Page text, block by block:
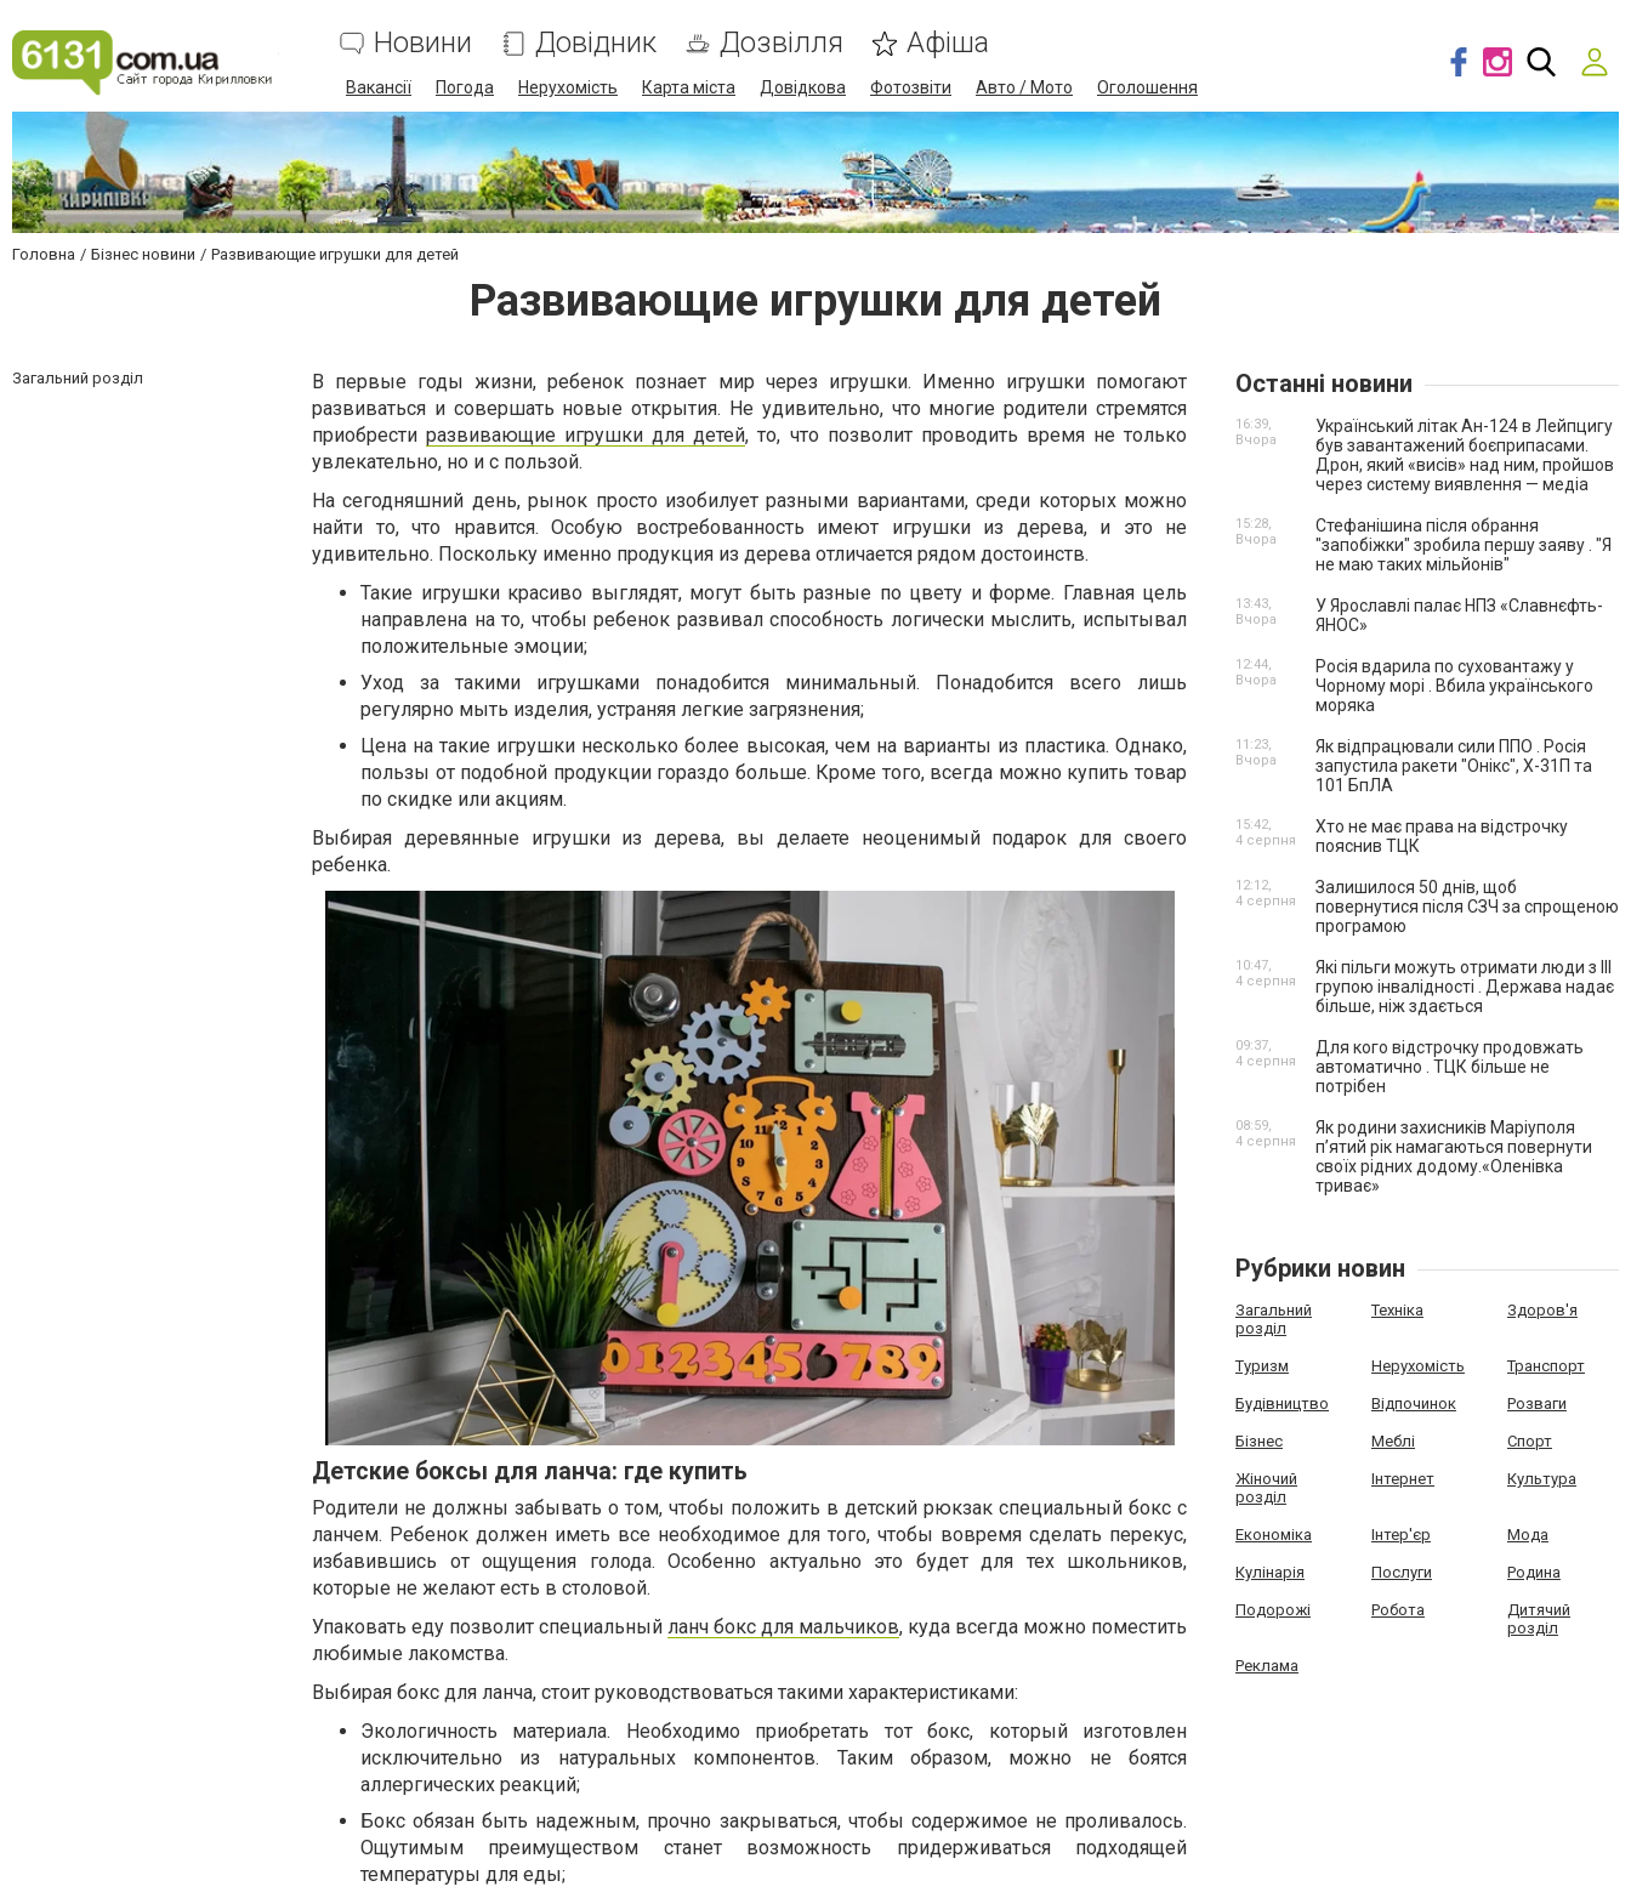
Новини Довідник Дозвілля Афіша
Вакансії Погода Нерухомість Карта міста Довідкова Фотозвіти Авто / Мото Оголошення
Головна Бізнес новини Развивающие игрушки для детей
Развивающие игрушки для детей
Загальний розділ
В первые годы жизни, ребенок познает мир через игрушки. Именно игрушки помогают
развиваться и совершать новые открытия. Не удивительно, что многие родители стремятся
приобрестиразвивающие игрушки для детей, то, что позволит проводить время не только
увлекательно, но и с пользой.
На сегодняшний день, рынок просто изобилует разными вариантами, среди которых можно
найти то, что нравится. Особую востребованность имеют игрушки из дерева, и это не
удивительно. Поскольку именно продукция из дерева отличается рядом достоинств.
Такие игрушки красиво выглядят, могут быть разные по цвету и форме. Главная цель
направлена на то, чтобы ребенок развивал способность логически мыслить, испытывал
положительные эмоции;
Уход за такими игрушками понадобится минимальный. Понадобится всего лишь
регулярно мыть изделия, устраняя легкие загрязнения;
Цена на такие игрушки несколько более высокая, чем на варианты из пластика. Однако,
пользы от подобной продукции гораздо больше. Кроме того, всегда можно купить товар
по скидке или акциям.
Выбирая деревянные игрушки из дерева, вы делаете неоценимый подарок для своего
ребенка.
Детские боксы для ланча: где купить
Родители не должны забывать о том, чтобы положить в детский рюкзак специальный бокс с
ланчем. Ребенок должен иметь все необходимое для того, чтобы вовремя сделать перекус,
избавившись от ощущения голода. Особенно актуально это будет для тех школьников,
которые не желают есть в столовой.
Упаковать еду позволит специальный ланч бокс для мальчиков, куда всегда можно поместить
любимые лакомства.
Выбирая бокс для ланча, стоит руководствоваться такими характеристиками:
Экологичность материала. Необходимо приобретать тот бокс, который изготовлен
исключительно из натуральных компонентов. Таким образом, можно не боятся
аллергических реакций;
Бокс обязан быть надежным, прочно закрываться, чтобы содержимое не проливалось.
Ощутимым преимуществом станет возможность придерживаться подходящей
температуры для еды;
Останні новини
Український літак Ан-124 в Лейпцигу
був завантажений боєприпасами.
Дрон, який «висів» над ним, пройшов
через систему виявлення — медіа
16:39,
Вчора
Стефанішина після обрання
"запобіжки" зробила першу заяву . "Я
не маю таких мільйонів"
15:28,
Вчора
У Ярославлі палає НПЗ «Славнєфть-
ЯНОС»
13:43,
Вчора
Росія вдарила по суховантажу у
Чорному морі . Вбила українського
моряка
12:44,
Вчора
Як відпрацювали сили ППО . Росія
запустила ракети "Онікс", Х-31П та
101 БпЛА
11:23,
Вчора
Хто не має права на відстрочку
пояснив ТЦК
15:42,
4 серпня
Залишилося 50 днів, щоб
повернутися після СЗЧ за спрощеною
програмою
12:12,
4 серпня
Які пільги можуть отримати люди з III
групою інвалідності . Держава надає
більше, ніж здається
10:47,
4 серпня
Для кого відстрочку продовжать
автоматично . ТЦК більше не
потрібен
09:37,
4 серпня
Як родини захисників Маріуполя
пʼятий рік намагаються повернути
своїх рідних додому.«Оленівка
триває»
08:59,
4 серпня
Рубрики новин
Загальний
розділ
Техніка Здоров'я
Туризм Нерухомість Транспорт
Будівництво Відпочинок Розваги
Бізнес Меблі Спорт
Жіночий
розділ
Інтернет Культура
Економіка Інтер'єр Мода
Кулінарія Послуги Родина
Подорожі Робота
Дитячий
розділ
Реклама